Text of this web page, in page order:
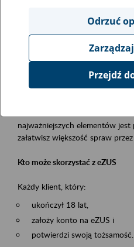
Obszar merytoryczny
obsługa klientów
Opis wydarzenia
Platforma Usług
najważniejszych elementów
załatwisz większość spraw
Kto może skorzystać z eZUS
Każdy klient, który:
ukończył 18 lat,
założy konto na eZUS i
potwierdzi swoją tożsamość.
Odrzuć
Przejdź